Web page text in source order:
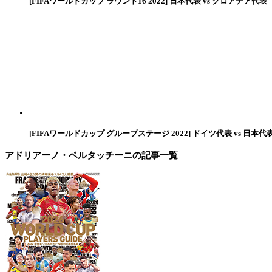
[FIFAワールドカップ グループステージ 2022] ドイツ代表 vs 日本代
アドリアーノ・ベルタッチーニの記事一覧